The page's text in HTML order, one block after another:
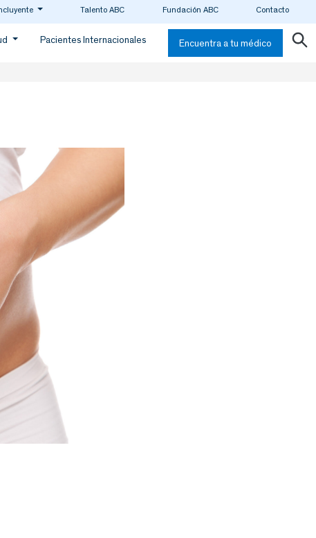
Talento ABC Fundación ABC Contacto
Pacientes Internacionales Encuentra a tu médico